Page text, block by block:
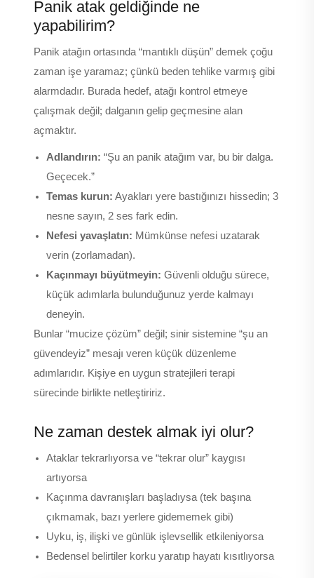
Panik atak geldiğinde ne
yapabilirim?
Panik atağın ortasında “mantıklı düşün” demek çoğu
zaman işe yaramaz; çünkü beden tehlike varmış gibi
alarmdadır. Burada hedef, atağı kontrol etmeye
çalışmak değil; dalganın gelip geçmesine alan
açmaktır.
Adlandırın: “Şu an panik atağım var, bu bir dalga.
Geçecek.”
Temas kurun: Ayakları yere bastığınızı hissedin; 3
nesne sayın, 2 ses fark edin.
Nefesi yavaşlatın: Mümkünse nefesi uzatarak
verin (zorlamadan).
Kaçınmayı büyütmeyin: Güvenli olduğu sürece,
küçük adımlarla bulunduğunuz yerde kalmayı
deneyin.
Bunlar “mucize çözüm” değil; sinir sistemine “şu an
güvendeyiz” mesajı veren küçük düzenleme
adımlarıdır. Kişiye en uygun stratejileri terapi
sürecinde birlikte netleştiririz.
Ne zaman destek almak iyi olur?
Ataklar tekrarlıyorsa ve “tekrar olur” kaygısı
artıyorsa
Kaçınma davranışları başladıysa (tek başına
çıkmamak, bazı yerlere gidememek gibi)
Uyku, iş, ilişki ve günlük işlevsellik etkileniyorsa
Bedensel belirtiler korku yaratıp hayatı kısıtlıyorsa